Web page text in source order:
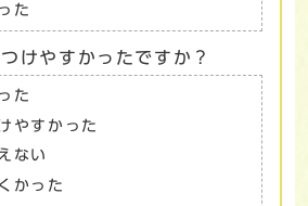
た
けやすかったですか？
た
やすかった
ない
かった